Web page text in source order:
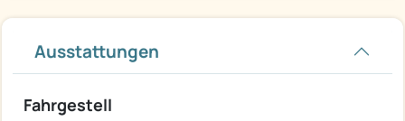
Ausstattungen
Fahrgestell